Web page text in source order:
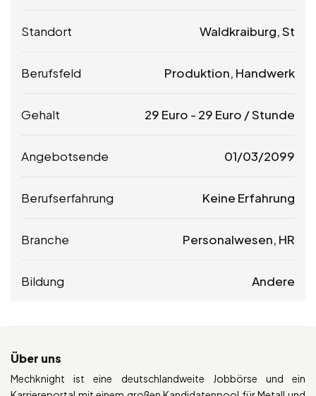
Standort Waldkraiburg, St
Berufsfeld Produktion, Handwerk
Gehalt 29 Euro - 29 Euro / Stunde
Angebotsende 01/03/2099
Berufserfahrung Keine Erfahrung
Branche Personalwesen, HR
Bildung Andere
Über uns
Mechknight ist eine deutschlandweite Jobbörse und ein